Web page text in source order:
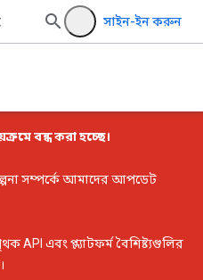
সাইন-ইন করুন
বন্ধ করা হচ্ছে।
সম্পর্কে আমাদের আপডেট
API এবং প্ল্যাটফর্ম বৈশিষ্ট্যগুলির